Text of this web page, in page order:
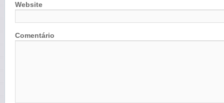
Website
Comentário